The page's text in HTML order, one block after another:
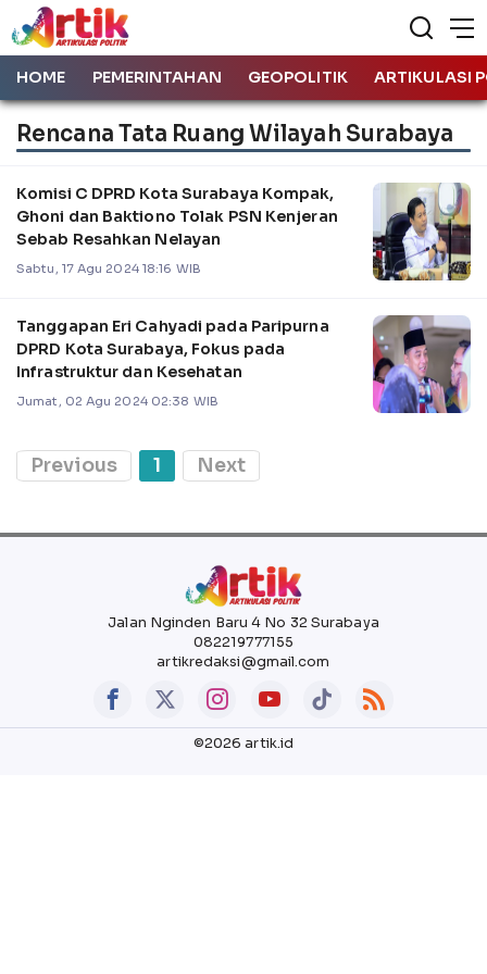
HOME PEMERINTAHAN GEOPOLITIK ARTIKULASI
Rencana Tata Ruang Wilayah Surabaya
Komisi C DPRD Kota Surabaya Kompak,
Ghoni dan Baktiono Tolak PSN Kenjeran
Sebab Resahkan Nelayan
Sabtu, 17 Agu 2024 18:16 WIB
Tanggapan Eri Cahyadi pada Paripurna
DPRD Kota Surabaya, Fokus pada
Infrastruktur dan Kesehatan
Jumat, 02 Agu 2024 02:38 WIB
Previous 1 Next
Jalan Nginden Baru 4 No 32 Surabaya
082219777155
artikredaksi@gmail.com
©2026 artik.id